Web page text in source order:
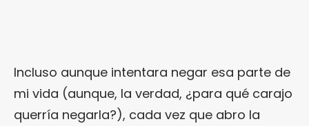
Incluso aunque intentara negar esa parte de
mi vida (aunque, la verdad, ¿para qué carajo
querría negarla?), cada vez que abro la